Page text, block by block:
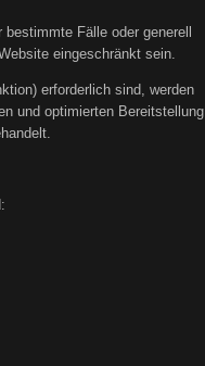
Fälle oder generell
eingeschränkt sein.
erforderlich sind, werden
und optimierten Bereitstellung